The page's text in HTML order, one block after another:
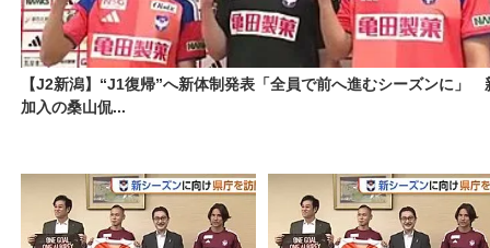
【J2新潟】“J1復帰”へ新体制発表「全員で前へ進むシーズンに」
加入の桑山侃...